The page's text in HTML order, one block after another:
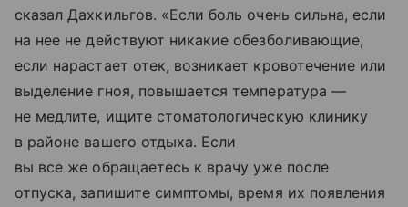
сказал Дахкильгов. «Если боль очень сильна, если
на нее не действуют никакие обезболивающие,
если нарастает отек, возникает кровотечение или
выделение гноя, повышается температура —
не медлите, ищите стоматологическую клинику
в районе вашего отдыха. Если
вы все же обращаетесь к врачу уже после
отпуска, запишите симптомы, время их появления